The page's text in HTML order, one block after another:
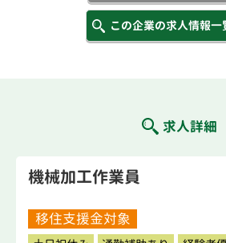
この企業の求人情報一
求人詳細
機械加工作業員
移住支援金対象